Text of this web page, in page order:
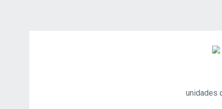
unidades